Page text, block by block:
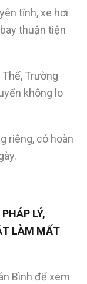
tĩnh, xe hơi
thuận tiện
Trường
không lo
riêng, có hoàn
LÝ,
LÀM MẤT
Bình để xem